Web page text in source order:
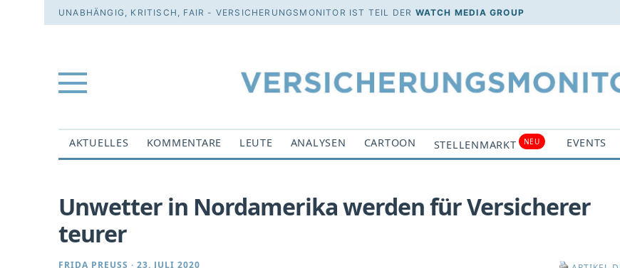
UNABHÄNGIG, KRITISCH, FAIR - VERSICHERUNGSMONITOR IST TEIL DER WATCH MEDIA GROUP
AKTUELLES KOMMENTARE LEUTE ANALYSEN CARTOON STELLENMARKT NEU EVENTS
Unwetter in Nordamerika werden für Versicherer
teurer
FRIDA PREUSS · 23. JULI 2020